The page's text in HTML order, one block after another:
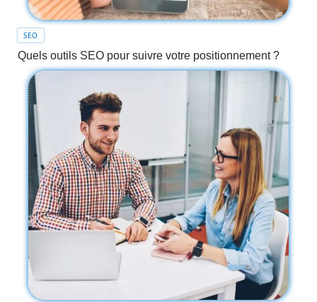
SEO
Quels outils SEO pour suivre votre positionnement ?